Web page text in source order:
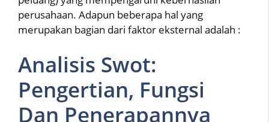
perusahaan. Adapun beberapa hal yang
merupakan bagian dari faktor eksternal adalah :
Analisis Swot:
Pengertian, Fungsi
Dan Penerapannya